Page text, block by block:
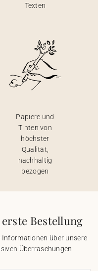
Texten
Papiere und
Tinten von
höchster
Qualität,
nachhaltig
bezogen
Bestellung
Informationen über unsere
Überraschungen.